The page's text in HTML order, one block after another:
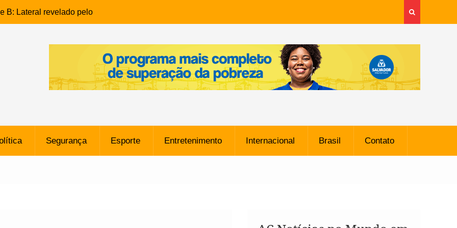
B: Lateral revelado pelo
do Novorizontino de
policial na Bahia prende 14
ligada a ‘Zói de Gato’, do
Freitas: Homem é
bairro Caji
Segurança Esporte Entretenimento Internacional Brasil Contato